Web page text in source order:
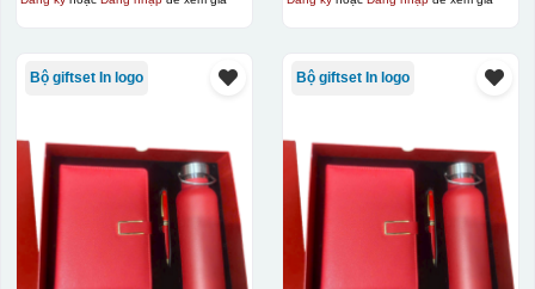
nung ở nhiệt độ 700-800 độ CDeacl có 1 nền màu
size="full" ids="29792,29791,29790"]
Bộ giftset In logo Bộ giftset In logo